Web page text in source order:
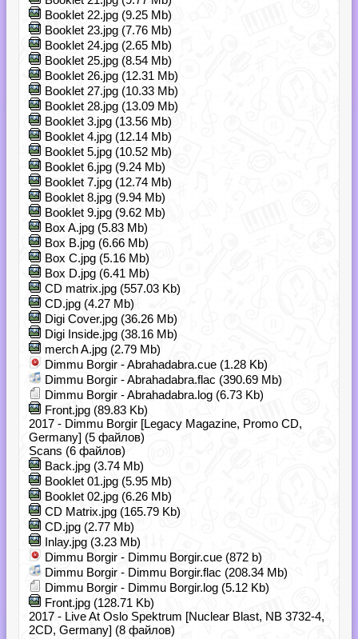
Booklet 22.jpg (9.25 Mb)
Booklet 23.jpg (7.76 Mb)
Booklet 24.jpg (2.65 Mb)
Booklet 25.jpg (8.54 Mb)
Booklet 26.jpg (12.31 Mb)
Booklet 27.jpg (10.33 Mb)
Booklet 28.jpg (13.09 Mb)
Booklet 3.jpg (13.56 Mb)
Booklet 4.jpg (12.14 Mb)
Booklet 5.jpg (10.52 Mb)
Booklet 6.jpg (9.24 Mb)
Booklet 7.jpg (12.74 Mb)
Booklet 8.jpg (9.94 Mb)
Booklet 9.jpg (9.62 Mb)
Box A.jpg (5.83 Mb)
Box B.jpg (6.66 Mb)
Box C.jpg (5.16 Mb)
Box D.jpg (6.41 Mb)
CD matrix.jpg (557.03 Kb)
CD.jpg (4.27 Mb)
Digi Cover.jpg (36.26 Mb)
Digi Inside.jpg (38.16 Mb)
merch A.jpg (2.79 Mb)
Dimmu Borgir - Abrahadabra.cue (1.28 Kb)
Dimmu Borgir - Abrahadabra.flac (390.69 Mb)
Dimmu Borgir - Abrahadabra.log (6.73 Kb)
Front.jpg (89.83 Kb)
2017 - Dimmu Borgir [Legacy Magazine, Promo CD,
Germany] (5 файлов)
Scans (6 файлов)
Back.jpg (3.74 Mb)
Booklet 01.jpg (5.95 Mb)
Booklet 02.jpg (6.26 Mb)
CD Matrix.jpg (165.79 Kb)
CD.jpg (2.77 Mb)
Inlay.jpg (3.23 Mb)
Dimmu Borgir - Dimmu Borgir.cue (872 b)
Dimmu Borgir - Dimmu Borgir.flac (208.34 Mb)
Dimmu Borgir - Dimmu Borgir.log (5.12 Kb)
Front.jpg (128.71 Kb)
2017 - Live At Oslo Spektrum [Nuclear Blast, NB 3732-4,
2CD, Germany] (8 файлов)